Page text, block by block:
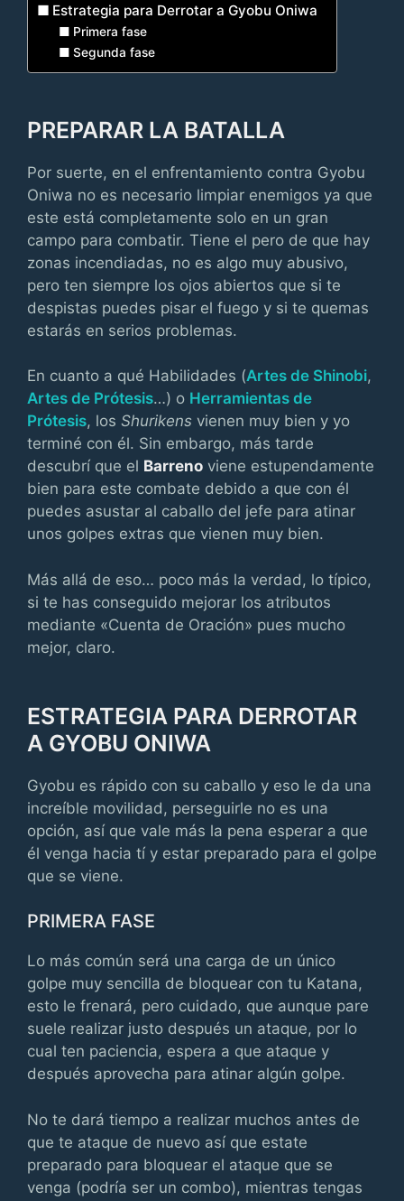
Estrategia para Derrotar a Gyobu Oniwa
Primera fase
Segunda fase
PREPARAR LA BATALLA
Por suerte, en el enfrentamiento contra Gyobu
Oniwa no es necesario limpiar enemigos ya que
este está completamente solo en un gran
campo para combatir. Tiene el pero de que hay
zonas incendiadas, no es algo muy abusivo,
pero ten siempre los ojos abiertos que si te
despistas puedes pisar el fuego y si te quemas
estarás en serios problemas.
En cuanto a qué Habilidades (Artes de Shinobi,
Artes de Prótesis…) o Herramientas de
Prótesis, los Shurikens vienen muy bien y yo
terminé con él. Sin embargo, más tarde
descubrí que el Barreno viene estupendamente
bien para este combate debido a que con él
puedes asustar al caballo del jefe para atinar
unos golpes extras que vienen muy bien.
Más allá de eso… poco más la verdad, lo típico,
si te has conseguido mejorar los atributos
mediante «Cuenta de Oración» pues mucho
mejor, claro.
ESTRATEGIA PARA DERROTAR
A GYOBU ONIWA
Gyobu es rápido con su caballo y eso le da una
increíble movilidad, perseguirle no es una
opción, así que vale más la pena esperar a que
él venga hacia tí y estar preparado para el golpe
que se viene.
PRIMERA FASE
Lo más común será una carga de un único
golpe muy sencilla de bloquear con tu Katana,
esto le frenará, pero cuidado, que aunque pare
suele realizar justo después un ataque, por lo
cual ten paciencia, espera a que ataque y
después aprovecha para atinar algún golpe.
No te dará tiempo a realizar muchos antes de
que te ataque de nuevo así que estate
preparado para bloquear el ataque que se
venga (podría ser un combo), mientras tengas